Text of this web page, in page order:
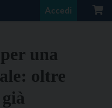
Accedi
una
oltre